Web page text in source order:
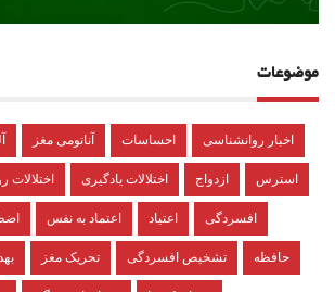
موضوعات
آناتومی مغز احساسات اخبار روانشناسی
اختلالات اختلالات یادگیری ازدواج استرس
اعتماد به نفس اعتیاد افسردگی
تحریک مغز تشخیص افسردگی حافظه